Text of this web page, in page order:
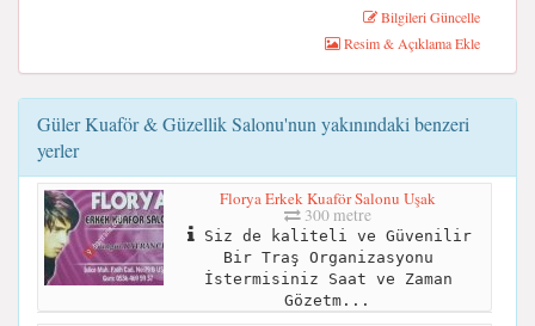
Bilgileri Güncelle
Resim & Açıklama Ekle
Güler Kuaför & Güzellik Salonu'nun yakınındaki benzeri
yerler
Florya Erkek Kuaför Salonu Uşak
300 metre
Siz de kaliteli ve Güvenilir
Bir Traş Organizasyonu
İstermisiniz Saat ve Zaman
Gözetm...